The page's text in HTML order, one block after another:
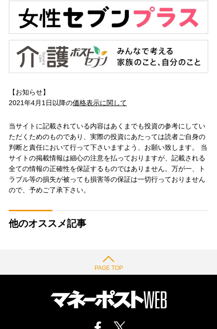
【お知らせ】
2021年4月1日以降の価格表示に関して
当サイトに記載されている内容はあくまでも投資の参考にしてい
ただくためのものであり、実際の投資にあたっては読者ご自身の
判断と責任において行って下さいますよう、お願い致します。 当
サイトの掲載情報は細心の注意を払っておりますが、記載される
全ての情報の正確性を保証するものではありません。万が一、ト
ラブル等の損失が被っても損害等の保証は一切行っておりません
ので、予めご了承下さい。
他のオススメ記事
PAGE TOP